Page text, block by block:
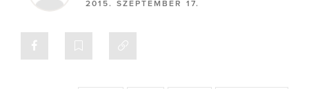
2015. SZEPTEMBER 17.